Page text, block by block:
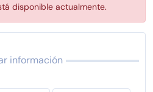
disponible actualmente.
información